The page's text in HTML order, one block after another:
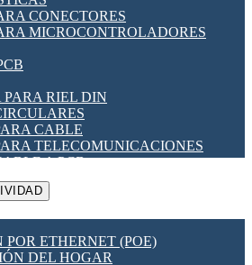
PANEL
RELÉ
FIN DE CARRERA
Y TC'S DE CORRIENTE
A PASO
LÓGICO PROGRAMABLES
DE HORARIO
CONECTORES
MICROCONTROLADORES
RIEL DIN
CABLE
TELECOMUNICACIONES
A PCB
A CABLE
VARIASETHERNET (POE)
DEL HOGAR